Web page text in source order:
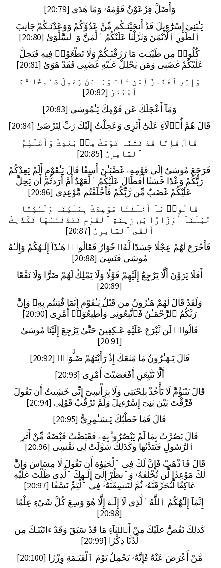
وَأَضَلَّ فِرْعَوْنُ قَوْمَهُۥ وَمَا هَدَىٰ [20:79]
يَـٰبَنِىٓ إِسْرَٰٓءِيلَ قَدْ أَنجَيْنَـٰكُم مِّنْ عَدُوِّكُمْ وَوَٰعَدْنَـٰكُمْ جَانِبَ
ٱلطُّورِ ٱلْأَيْمَنَ وَنَزَّلْنَا عَلَيْكُمُ ٱلْمَنَّ وَٱلسَّلْوَىٰ [20:80]
كُلُوا۟ مِن طَيِّبَـٰتِ مَا رَزَقْنَـٰكُمْ وَلَا تَطْغَوْا۟ فِيهِ فَيَحِلَّ
عَلَيْكُمْ غَضَبِى وَمَن يَحْلِلْ عَلَيْهِ غَضَبِى فَقَدْ هَوَىٰ [20:81]
وَإِنِّى لَغَفَّارٌ لِّمَن تَابَ وَءَامَنَ وَعَمِلَ صَـٰلِحًا ثُمَّ
ٱهْتَدَىٰ [20:82]
وَمَآ أَعْجَلَكَ عَن قَوْمِكَ يَـٰمُوسَىٰ [20:83]
قَالَ هُمْ أُو۟لَآءِ عَلَىٰٓ أَثَرِى وَعَجِلْتُ إِلَيْكَ رَبِّ لِتَرْضَىٰ [20:84]
قَالَ فَإِنَّا قَدْ فَتَنَّا قَوْمَكَ مِنۢ بَعْدِكَ وَأَضَلَّهُمُ
ٱلسَّامِرِىُّ [20:85]
فَرَجَعَ مُوسَىٰٓ إِلَىٰ قَوْمِهِۦ غَضْبَـٰنَ أَسِفًا قَالَ يَـٰقَوْمِ أَلَمْ يَعِدْكُمْ
رَبُّكُمْ وَعْدًا حَسَنًا أَفَطَالَ عَلَيْكُمُ ٱلْعَهْدُ أَمْ أَرَدتُّمْ أَن يَحِلَّ
عَلَيْكُمْ غَضَبٌ مِّن رَّبِّكُمْ فَأَخْلَفْتُم مَّوْعِدِى [20:86]
قَالُوا۟ مَآ أَخْلَفْنَا مَوْعِدَكَ بِمَلْكِنَا وَلَـٰكِنَّا
حُمِّلْنَآ أَوْزَارًا مِّن زِينَةِ ٱلْقَوْمِ فَقَذَفْنَـٰهَا فَكَذَٰلِكَ
أَلْقَى ٱلسَّامِرِىُّ [20:87]
فَأَخْرَجَ لَهُمْ عِجْلًا جَسَدًا لَّهُۥ خُوَارٌ فَقَالُوا۟ هَـٰذَآ إِلَـٰهُكُمْ وَإِلَـٰهُ
مُوسَىٰ فَنَسِىَ [20:88]
أَفَلَا يَرَوْنَ أَلَّا يَرْجِعُ إِلَيْهِمْ قَوْلًا وَلَا يَمْلِكُ لَهُمْ ضَرًّا وَلَا نَفْعًا
[20:89]
وَلَقَدْ قَالَ لَهُمْ هَـٰرُونُ مِن قَبْلُ يَـٰقَوْمِ إِنَّمَا فُتِنتُم بِهِۦ وَإِنَّ
رَبَّكُمُ ٱلرَّحْمَـٰنُ فَٱتَّبِعُونِى وَأَطِيعُوٓا۟ أَمْرِى [20:90]
قَالُوا۟ لَن نَّبْرَحَ عَلَيْهِ عَـٰكِفِينَ حَتَّىٰ يَرْجِعَ إِلَيْنَا مُوسَىٰ
[20:91]
قَالَ يَـٰهَـٰرُونُ مَا مَنَعَكَ إِذْ رَأَيْتَهُمْ ضَلُّوٓا۟ [20:92]
أَلَّا تَتَّبِعَنِ أَفَعَصَيْتَ أَمْرِى [20:93]
قَالَ يَبْنَؤُمَّ لَا تَأْخُذْ بِلِحْيَتِى وَلَا بِرَأْسِىٓ إِنِّى خَشِيتُ أَن تَقُولَ
فَرَّقْتَ بَيْنَ بَنِىٓ إِسْرَٰٓءِيلَ وَلَمْ تَرْقُبْ قَوْلِى [20:94]
قَالَ فَمَا خَطْبُكَ يَـٰسَـٰمِرِىُّ [20:95]
قَالَ بَصُرْتُ بِمَا لَمْ يَبْصُرُوا۟ بِهِۦ فَقَبَضْتُ قَبْضَةً مِّنْ أَثَرِ
ٱلرَّسُولِ فَنَبَذْتُهَا وَكَذَٰلِكَ سَوَّلَتْ لِى نَفْسِى [20:96]
قَالَ فَٱذْهَبْ فَإِنَّ لَكَ فِى ٱلْحَيَوٰةِ أَن تَقُولَ لَا مِسَاسَ وَإِنَّ
لَكَ مَوْعِدًا لَّن تُخْلَفَهُۥ وَٱنظُرْ إِلَىٰٓ إِلَـٰهِكَ ٱلَّذِى ظَلْتَ عَلَيْهِ
عَاكِفًا لَّنُحَرِّقَنَّهُۥ ثُمَّ لَنَنسِفَنَّهُۥ فِى ٱلْيَمِّ نَسْفًا [20:97]
إِنَّمَآ إِلَـٰهُكُمُ ٱللَّهُ ٱلَّذِى لَآ إِلَـٰهَ إِلَّا هُوَ وَسِعَ كُلَّ شَىْءٍ عِلْمًا
[20:98]
كَذَٰلِكَ نَقُصُّ عَلَيْكَ مِنْ أَنۢبَآءِ مَا قَدْ سَبَقَ وَقَدْ ءَاتَيْنَـٰكَ مِن
لَّدُنَّا ذِكْرًا [20:99]
مَّنْ أَعْرَضَ عَنْهُ فَإِنَّهُۥ يَحْمِلُ يَوْمَ ٱلْقِيَـٰمَةِ وِزْرًا [20:100]